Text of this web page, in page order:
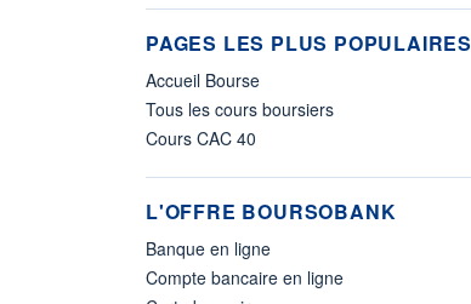
PAGES LES PLUS POPULAIRES
Accueil Bourse
Tous les cours boursiers
Cours CAC 40
L'OFFRE BOURSOBANK
Banque en ligne
Compte bancaire en ligne